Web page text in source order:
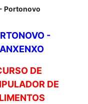
Portonovo
-
DE
DE